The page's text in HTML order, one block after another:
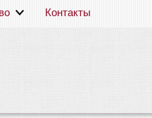
Контакты